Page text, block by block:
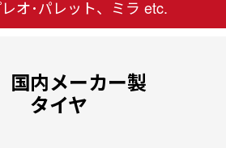
オ･パレット、ミラ etc.
国内メーカー製
タイヤ